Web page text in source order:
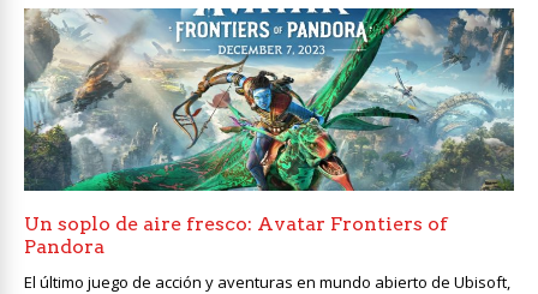
Un soplo de aire fresco: Avatar Frontiers of
Pandora
El último juego de acción y aventuras en mundo abierto de Ubisoft,